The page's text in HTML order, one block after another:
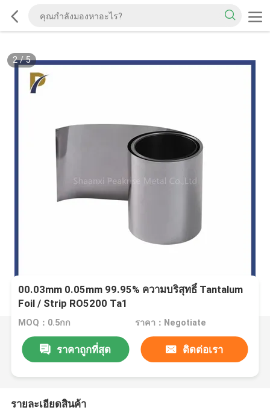
2/5
00.03mm 0.05mm 99.95% ความบริสุทธิ์ Tantalum
Foil / Strip RO5200 Ta1
MOQ：0.5กก ราคา：Negotiate
ราคาถูกที่สุด ติดต่อเรา
รายละเอียดสินค้า